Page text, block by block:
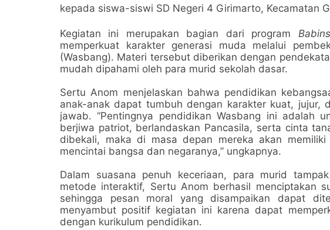
kepada siswa-siswi SD Negeri 4 Girimarto, Kecamatan
Kegiatan ini merupakan bagian dari program
memperkuat karakter generasi muda melalui
(Wasbang). Materi tersebut diberikan dengan
mudah dipahami oleh para murid sekolah dasar.
Sertu Anom menjelaskan bahwa pendidikan
anak-anak dapat tumbuh dengan karakter kuat, jujur,
jawab. “Pentingnya pendidikan Wasbang ini adalah
berjiwa patriot, berlandaskan Pancasila, serta cinta
dibekali, maka di masa depan mereka akan
mencintai bangsa dan negaranya,” ungkapnya.
Dalam suasana penuh keceriaan, para murid
metode interaktif, Sertu Anom berhasil menciptakan
sehingga pesan moral yang disampaikan dapat
menyambut positif kegiatan ini karena dapat
dengan kurikulum pendidikan.